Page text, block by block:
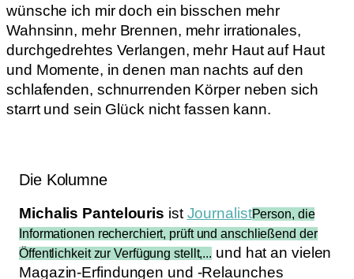
wünsche ich mir doch ein bisschen mehr
Wahnsinn, mehr Brennen, mehr irrationales,
durchgedrehtes Verlangen, mehr Haut auf Haut
und Momente, in denen man nachts auf den
schlafenden, schnurrenden Körper neben sich
starrt und sein Glück nicht fassen kann.
Die Kolumne
Michalis Pantelouris ist JournalistPerson, die
Informationen recherchiert, prüft und anschließend der
Öffentlichkeit zur Verfügung stellt,... und hat an vielen
Magazin-Erfindungen und -Relaunches